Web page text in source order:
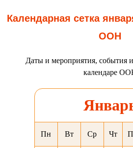
Календарная сетка
ООН
Даты и мероприятия, события
календаре
Пн Вт Ср Чт